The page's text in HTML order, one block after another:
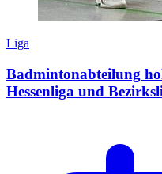
Liga
Badmintonabteilung
Hessenliga und